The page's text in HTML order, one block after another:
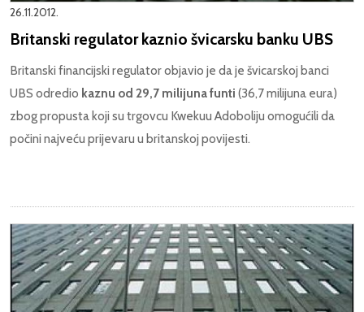
26.11.2012.
Britanski regulator kaznio švicarsku banku UBS
Britanski financijski regulator objavio je da je švicarskoj banci
UBS odredio kaznu od 29,7 milijuna funti (36,7 milijuna eura)
zbog propusta koji su trgovcu Kwekuu Adoboliju omogućili da
počini najveću prijevaru u britanskoj povijesti.